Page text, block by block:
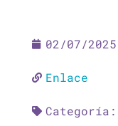
02/07/2025
Enlace
Categoría: